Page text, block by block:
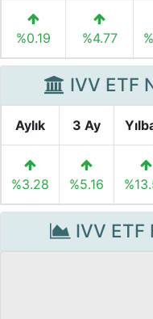
%0.19 %4.77
IVV ETF
Aylık 3 Ay
%3.28 %5.16
IVV ETF